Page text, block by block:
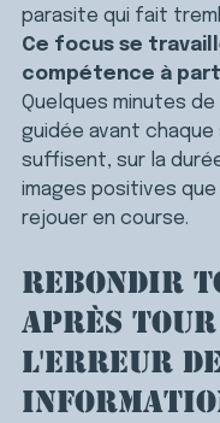
parasite qui fait
Ce focus se
compétence à
Quelques minutes
guidée avant chaque
suffisent, sur la
images positives
rejouer en course.
Rebondir
après tour
l'erreur